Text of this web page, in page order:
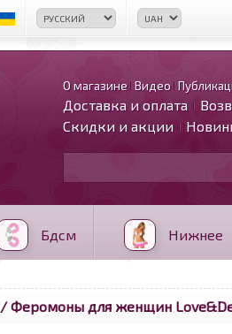
О магазине Видео
Доставка и оплата
Скидки и акции
Бдсм Нижнее
/ Феромоны для женщин